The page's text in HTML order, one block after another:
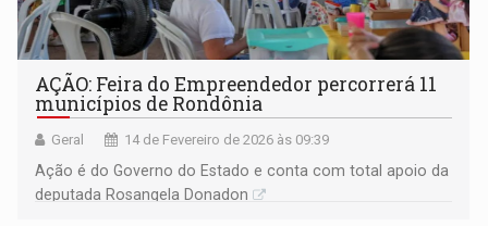
AÇÃO: Feira do Empreendedor percorrerá 11
municípios de Rondônia
Geral 14 de Fevereiro de 2026 às 09:39
Ação é do Governo do Estado e conta com total apoio da
deputada Rosangela Donadon